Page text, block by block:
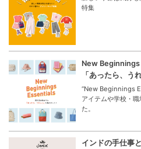
特集
New Beginnings
「あったら、う
“New Beginnings
アイテムや学校・
た。
インドの手仕事